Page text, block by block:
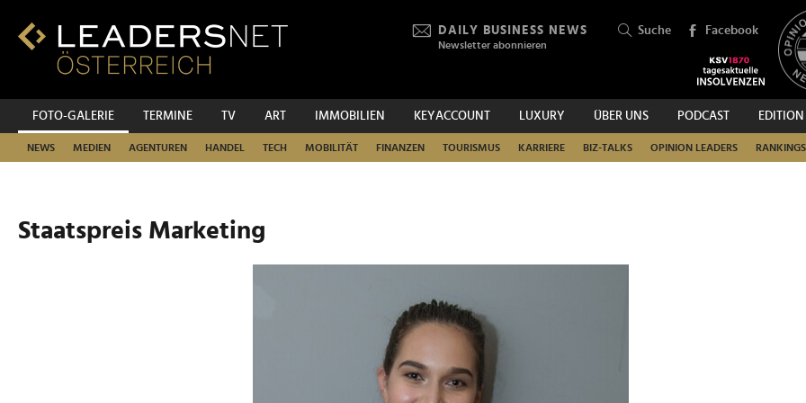
Inhalt
Fußzeilen-
Hauptnavigation
DAILY BUSINESS NEWS
Newsletter abonnieren
Suche Facebook
FOTO-GALERIE TERMINE TV ART IMMOBILIEN KEYACCOUNT LUXURY ÜBER UNS PODCAST EDITION
NEWS MEDIEN AGENTUREN HANDEL TECH MOBILITÄT FINANZEN TOURISMUS KARRIERE BIZ-TALKS OPINION LEADERS RANKINGS
SUCHEN
Staatspreis Marketing